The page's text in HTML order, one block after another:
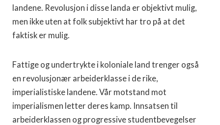
landene. Revolusjon i disse landa er objektivt mulig,
men ikke uten at folk subjektivt har tro på at det
faktisk er mulig.
Fattige og undertrykte i koloniale land trenger også
en revolusjonær arbeiderklasse i de rike,
imperialistiske landene. Vår motstand mot
imperialismen letter deres kamp. Innsatsen til
arbeiderklassen og progressive studentbevegelser